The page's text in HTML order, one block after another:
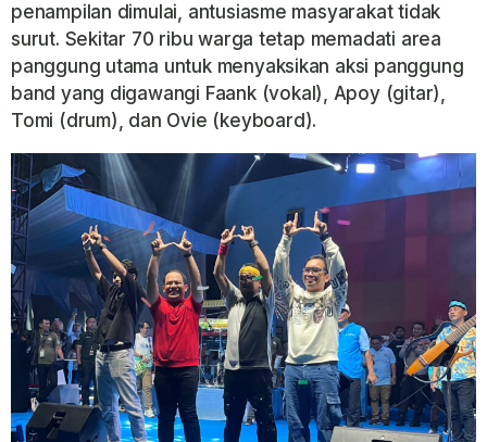
penampilan dimulai, antusiasme masyarakat tidak
surut. Sekitar 70 ribu warga tetap memadati area
panggung utama untuk menyaksikan aksi panggung
band yang digawangi Faank(vokal), Apoy(gitar),
Tomi (drum), dan Ovie (keyboard).